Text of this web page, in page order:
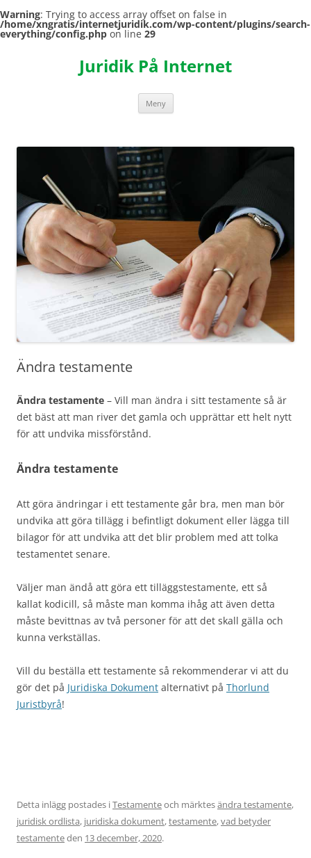
Warning: Trying to access array offset on false in
/home/xngratis/internetjuridik.com/wp-content/plugins/search-
everything/config.php on line 29
Hoppa
Juridik På Internet
Meny
Ändra testamente
Ändra testamente – Vill man ändra i sitt testamente så är
det bäst att man river det gamla och upprättar ett helt nytt
för att undvika missförstånd.
Ändra testamente
Att göra ändringar i ett testamente går bra, men man bör
undvika att göra tillägg i befintligt dokument eller lägga till
bilagor för att undvika att det blir problem med att tolka
testamentet senare.
Väljer man ändå att göra ett tilläggstestamente, ett så
kallat kodicill, så måste man komma ihåg att även detta
måste bevittnas av två personer för att det skall gälla och
kunna verkställas.
Vill du beställa ett testamente så rekommenderar vi att du
gör det på Juridiska Dokument alternativt på Thorlund
Juristbyrå!
Detta inlägg postades iTestamenteoch märktesändra testamente,
juridisk ordlista, juridiska dokument,testamente,vad betyder
testamenteden 13 december, 2020.